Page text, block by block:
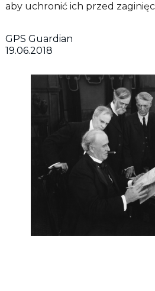
aby uchronić ich przed
GPS Guardian
19.06.2018